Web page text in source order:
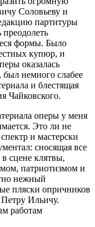
Соловьеву и
партитуры
формы. Было
купюр, и
оказалась
немного слабее
и блестящая
Чайковского.
оперы у меня
Это ли не
и мастерски
сносящая все
сцене клятвы,
патриотизмом и
нежный
пляски опричников
Ильичу.
работам